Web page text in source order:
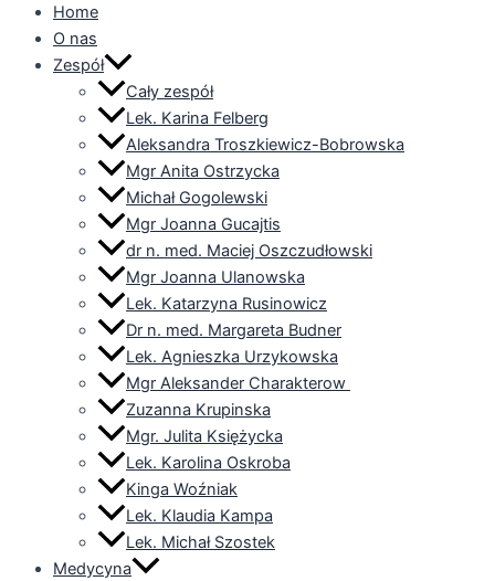
Home
O nas
Zespół
Cały zespół
Lek. Karina Felberg
Aleksandra Troszkiewicz-Bobrowska
Mgr Anita Ostrzycka
Michał Gogolewski
Mgr Joanna Gucajtis
dr n. med. Maciej Oszczudłowski
Mgr Joanna Ulanowska
Lek. Katarzyna Rusinowicz
Dr n. med. Margareta Budner
Lek. Agnieszka Urzykowska
Mgr Aleksander Charakterow
Zuzanna Krupinska
Mgr. Julita Księżycka
Lek. Karolina Oskroba
Kinga Woźniak
Lek. Klaudia Kampa
Lek. Michał Szostek
Medycyna